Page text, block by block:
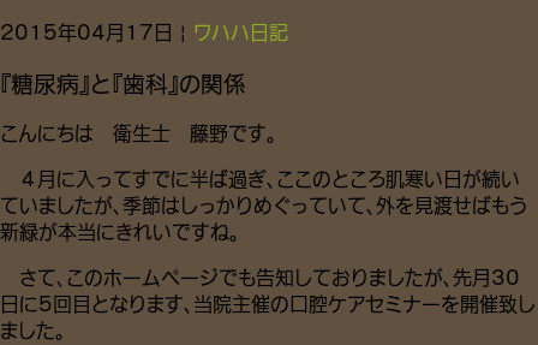
2015年04月17日 | ワハハ日記
『糖尿病』と『歯科』の関係
こんにちは 衛生士 藤野です。
４月に入ってすでに半ば過ぎ、ここのところ肌寒い日が続い
ていましたが、季節はしっかりめぐっていて、外を見渡せばもう
新緑が本当にきれいですね。
さて、このホームページでも告知しておりましたが、先月30
日に5回目となります、当院主催の口腔ケアセミナーを開催致し
ました。